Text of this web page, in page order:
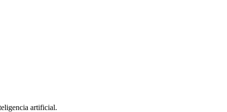
artificial.